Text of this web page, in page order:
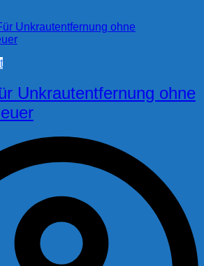
Unkrautentfernung ohne